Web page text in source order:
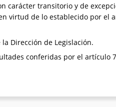
carácter transitorio y de
virtud de lo establecido por el
Dirección de Legislación.
conferidas por el artículo